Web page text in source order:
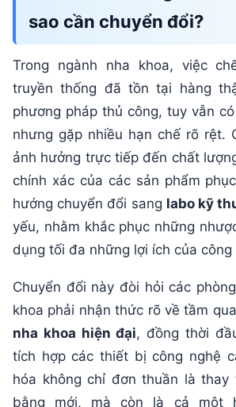
sao cần chuyển đổi?
Trong ngành nha khoa, việc
truyền thống đã tồn tại hàng
phương pháp thủ công, tuy vẫn
nhưng gặp nhiều hạn chế rõ rệt.
ảnh hưởng trực tiếp đến chất
chính xác của các sản phẩm
hướng chuyển đổi sang labo kỹ
yếu, nhằm khắc phục những
dụng tối đa những lợi ích của công
Chuyển đổi này đòi hỏi các
khoa phải nhận thức rõ về tầm
nha khoa hiện đại, đồng thời
tích hợp các thiết bị công nghệ
hóa không chỉ đơn thuần là thay
bằng mới, mà còn là cả một